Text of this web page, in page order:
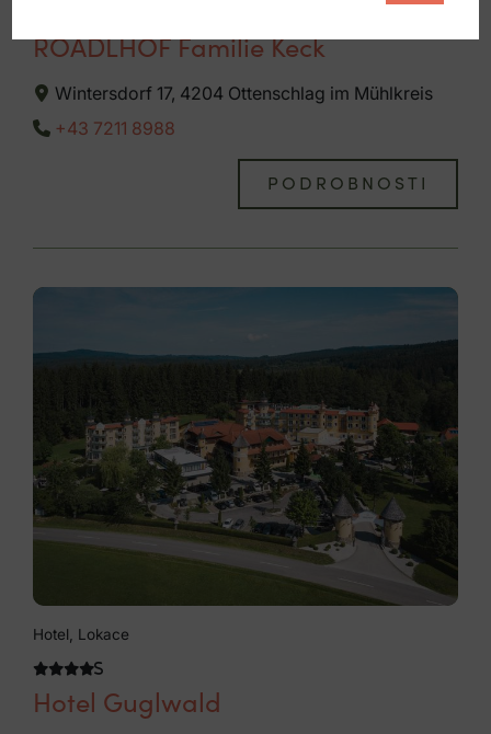
ROADLHOF Familie Keck
Wintersdorf 17, 4204 Ottenschlag im Mühlkreis
+43 7211 8988
PODROBNOSTI
Hotel, Lokace
Hotel Guglwald